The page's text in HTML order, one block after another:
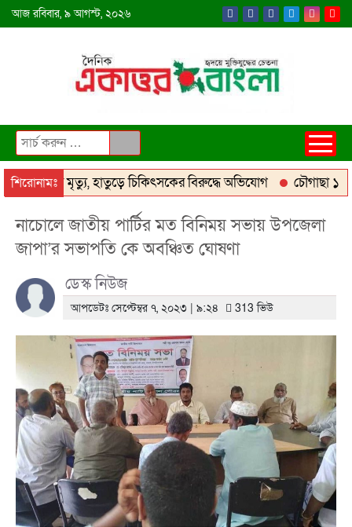
আজরবিবার, ৯ আগস্ট, ২০২৬
শিরোনামঃ
রোগীর মৃত্যু, হাতুড়ে চিকিৎসকের বিরুদ্ধে অভিযোগ
চৌগাছা ১০০
গণঅভ্যুত্থান দিবস ২০২৬’ পালিতঃ সংবর্ধনা ও আলোচনা সভা অনুষ্ঠিত
নাচোলে জাতীয় পার্টির মত বিনিময় সভায় উপজেলা
জাপা’র সভাপতি কে অবঞ্চিত ঘোষণা
ডেস্ক নিউজ
আপডেটঃ সেপ্টেম্বর ৭, ২০২৩ | ৯:২৪ 313 ভিউ